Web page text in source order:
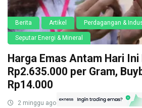
Berita Artikel Perdagangan &
Seputar Energi & Mineral
Harga Emas Antam Hari
Rp2.635.000 per Gram,
Rp14.000
2 minggu ago